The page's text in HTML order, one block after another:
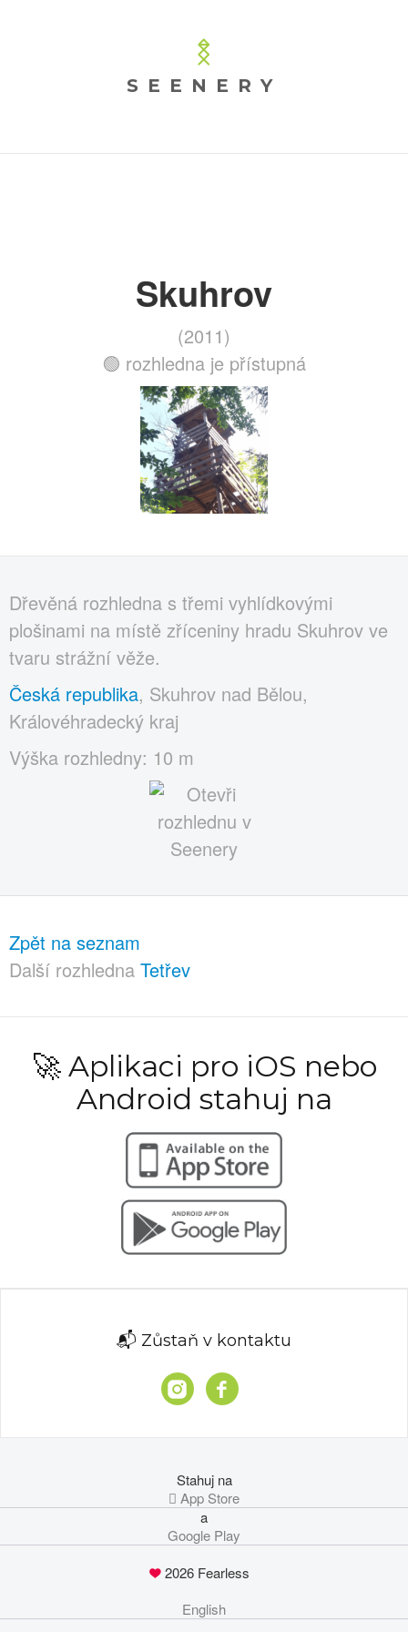
SEENERY
Skuhrov
(2011)
🟢 rozhledna je přístupná
Dřevěná rozhledna s třemi vyhlídkovými
plošinami na místě zříceniny hradu Skuhrov ve
tvaru strážní věže.
Česká republika, Skuhrov nad Bělou,
Královéhradecký kraj
Výška rozhledny: 10 m
Zpět na seznam
Další rozhledna Tetřev
🚀 Aplikaci pro iOS nebo
Android stahuj na
📬 Zůstaň v kontaktu
Stahuj na
 App Store
a
Google Play
2026 Fearless
English